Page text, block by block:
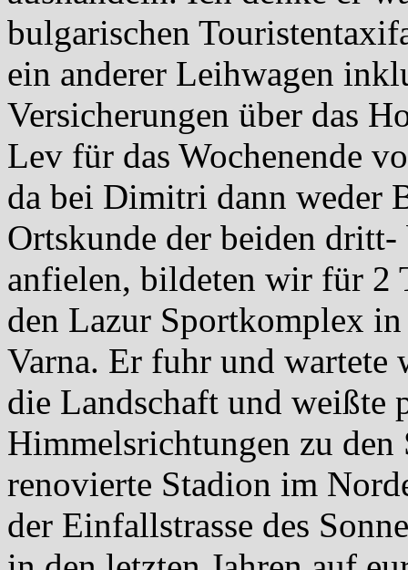
bulgarischen
ein anderer Leihwagen
Versicherungen über das
Lev für das Wochenende
da bei Dimitri dann weder
Ortskunde der beiden
anfielen, bildeten wir für 2
den Lazur Sportkomplex
Varna. Er fuhr und wartete
die Landschaft und weißte
Himmelsrichtungen zu den
renovierte Stadion im
der Einfallstrasse des